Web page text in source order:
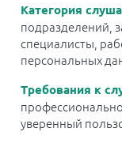
Категория
подразделений,
специалисты,
персональных
Требования к
уверенный